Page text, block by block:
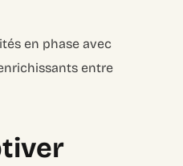
en phase avec
entre